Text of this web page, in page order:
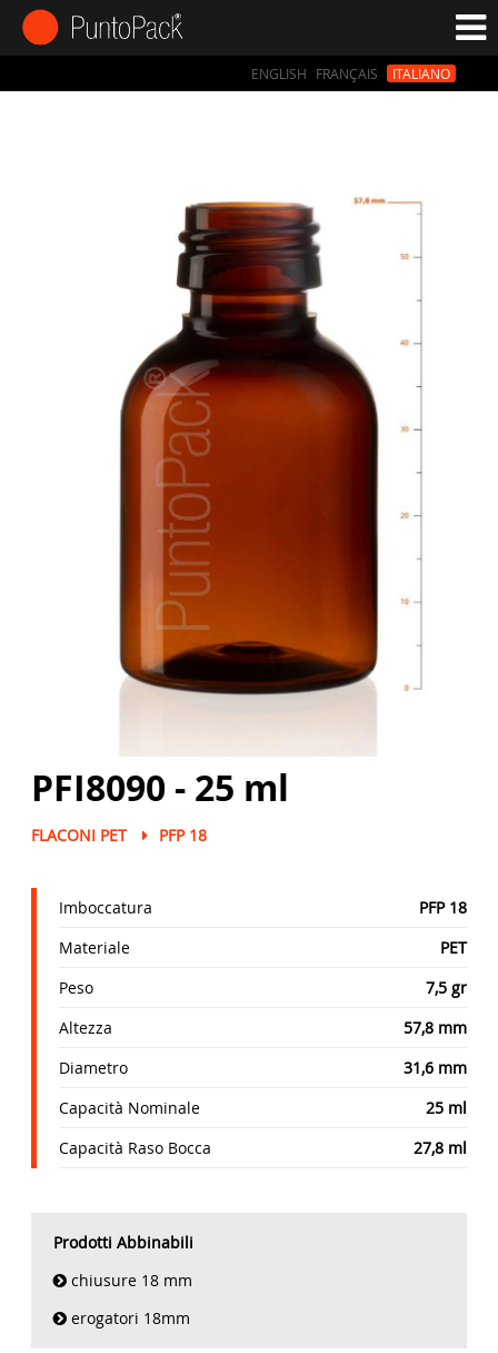
ENGLISH FRANÇAIS ITALIANO
PFI8090 - 25 ml
FLACONI PET PFP 18
Imboccatura
PFP 18
Materiale
PET
Peso
7,5 gr
Altezza
57,8 mm
Diametro
31,6 mm
Capacità Nominale
25 ml
Capacità Raso Bocca
27,8 ml
Prodotti Abbinabili
chiusure 18 mm
erogatori 18mm